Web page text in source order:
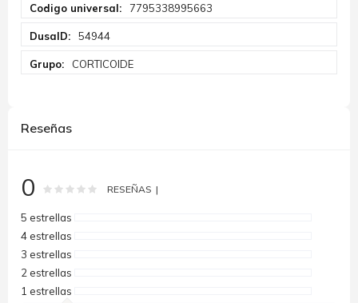
Información
7795338995663
54944
CORTICOIDE
Reseñas
0 Rating: % of100
RESEÑAS
5 estrellas
4 estrellas
3 estrellas
2 estrellas
1 estrellas